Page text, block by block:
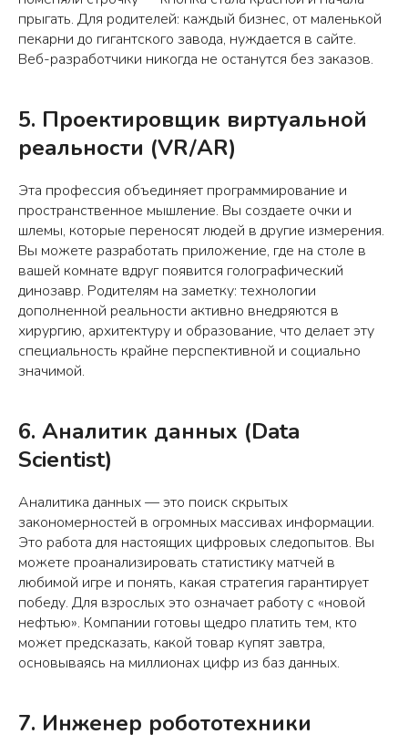
прыгать. Для родителей: каждый бизнес, от маленькой
пекарни до гигантского завода, нуждается в сайте.
Веб-разработчики никогда не останутся без заказов.
5. Проектировщик виртуальной
реальности (VR/AR)
Эта профессия объединяет программирование и
пространственное мышление. Вы создаете очки и
шлемы, которые переносят людей в другие измерения.
Вы можете разработать приложение, где на столе в
вашей комнате вдруг появится голографический
динозавр. Родителям на заметку: технологии
дополненной реальности активно внедряются в
хирургию, архитектуру и образование, что делает эту
специальность крайне перспективной и социально
значимой.
6. Аналитик данных (Data
Scientist)
Аналитика данных — это поиск скрытых
закономерностей в огромных массивах информации.
Это работа для настоящих цифровых следопытов. Вы
можете проанализировать статистику матчей в
любимой игре и понять, какая стратегия гарантирует
победу. Для взрослых это означает работу с «новой
нефтью». Компании готовы щедро платить тем, кто
может предсказать, какой товар купят завтра,
основываясь на миллионах цифр из баз данных.
7. Инженер робототехники